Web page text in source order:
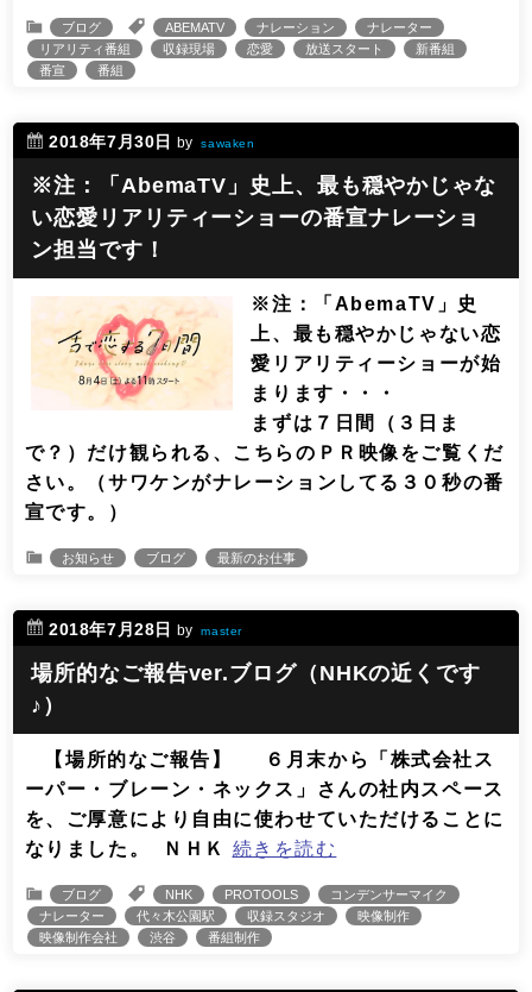
ブログ ABEMATV ナレーション
ナレーター
リアリティ番組
収録現場 恋愛 放送スタート
新番組
番宣
番組
2018年7月30日 by sawaken
※注：「AbemaTV」史上、最も穏やかじゃな
い恋愛リアリティーショーの番宣ナレーショ
ン担当です！
※注：「AbemaTV」史
上、最も穏やかじゃない恋
愛リアリティーショーが始
まります・・・
まずは７日間（３日ま
で？）だけ観られる、こちらのＰＲ映像をご覧くだ
さい。（サワケンがナレーションしてる３０秒の番
宣です。）
お知らせ ブログ 最新のお仕事
2018年7月28日 by master
場所的なご報告ver.ブログ（NHKの近くです
♪）
‪【場所的なご報告】‬ ‪６月末から「株式会社ス
ーパー・ブレーン・ネックス」さんの社内スペース
を、ご厚意により自由に使わせていただけることに
なりました。 ‬ ‪ＮＨＫ 続きを読む
ブログ NHK PROTOOLS
コンデンサーマイク
ナレーター
代々木公園駅 収録スタジオ
映像制作
映像制作会社
渋谷 番組制作